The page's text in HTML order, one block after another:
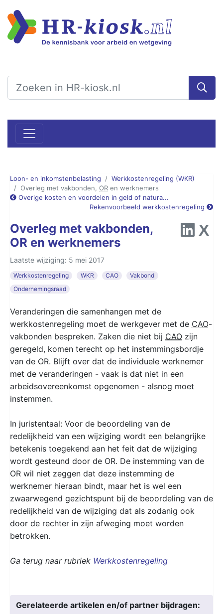
Loon- en inkomstenbelasting
Werkkostenregeling (WKR)
Overleg met vakbonden, OR en werknemers
Overige kosten en voordelen in geld of natura...
Rekenvoorbeeld werkkostenregeling
Overleg met vakbonden,
OR en werknemers
Laatste wijziging: 5 mei 2017
Werkkostenregeling WKR CAO
Vakbond
Ondernemingsraad
Veranderingen die samenhangen met de
werkkostenregeling moet de werkgever met de CAO-
vakbonden bespreken. Zaken die niet bij CAO zijn
geregeld, komen terecht op het instemmingsbordje
van de OR. Blijft over dat de individuele werknemer
met de veranderingen - vaak is dat niet in een
arbeidsovereenkomst opgenomen - alsnog moet
instemmen.
In juristentaal: Voor de beoordeling van de
redelijkheid van een wijziging wordt een belangrijke
betekenis toegekend aan het feit dat de wijziging
wordt gesteund door de OR. De instemming van de
OR wil niet zeggen dat deze instemming de
werknemer hieraan bindt, maar het is wel een
zwaarwegend gezichtspunt bij de beoordeling van de
redelijkheid van de wijziging dat als zodanig ook
door de rechter in zijn afweging moet worden
betrokken.
Ga terug naar rubriek Werkkostenregeling
Gerelateerde artikelen en/of partner bijdragen: